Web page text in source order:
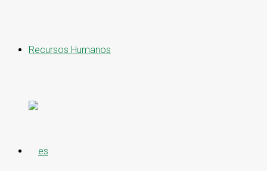
Recursos Humanos